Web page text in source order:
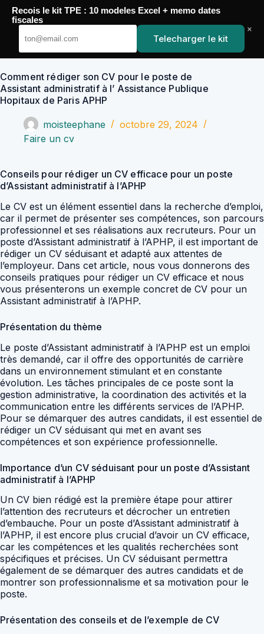
Passer
contenu
YoupiJobs
Comment rédiger son CV pour le poste de
Assistant administratif à l’ Assistance Publique
Hopitaux de Paris APHP
moisteephane
octobre 29, 2024
Faire un cv
Conseils pour rédiger un CV efficace pour un poste
d’Assistant administratif à l’APHP
Le CV est un élément essentiel dans la recherche d’emploi,
car il permet de présenter ses compétences, son parcours
professionnel et ses réalisations aux recruteurs. Pour un
poste d’Assistant administratif à l’APHP, il est important de
rédiger un CV séduisant et adapté aux attentes de
l’employeur. Dans cet article, nous vous donnerons des
conseils pratiques pour rédiger un CV efficace et nous
vous présenterons un exemple concret de CV pour un
Assistant administratif à l’APHP.
Présentation du thème
Le poste d’Assistant administratif à l’APHP est un emploi
très demandé, car il offre des opportunités de carrière
dans un environnement stimulant et en constante
évolution. Les tâches principales de ce poste sont la
gestion administrative, la coordination des activités et la
communication entre les différents services de l’APHP.
Pour se démarquer des autres candidats, il est essentiel de
rédiger un CV séduisant qui met en avant ses
compétences et son expérience professionnelle.
Importance d’un CV séduisant pour un poste d’Assistant
administratif à l’APHP
Un CV bien rédigé est la première étape pour attirer
l’attention des recruteurs et décrocher un entretien
d’embauche. Pour un poste d’Assistant administratif à
l’APHP, il est encore plus crucial d’avoir un CV efficace,
car les compétences et les qualités recherchées sont
spécifiques et précises. Un CV séduisant permettra
également de se démarquer des autres candidats et de
montrer son professionnalisme et sa motivation pour le
poste.
Présentation des conseils et de l’exemple de CV
Recois le kit TPE : 10 modeles Excel + memo dates
fiscales
Telecharger le kit
×